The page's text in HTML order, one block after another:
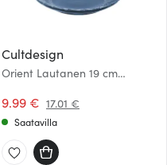
Cultdesign
Orient Lautanen 19 cm
9.99 € 17.01 €
Saatavilla